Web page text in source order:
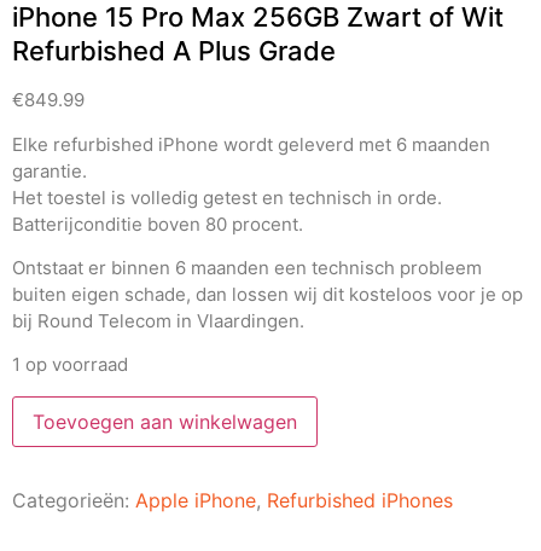
iPhone 15 Pro Max 256GB Zwart of Wit
Refurbished A Plus Grade
€849.99
Elke refurbished iPhone wordt geleverd met 6 maanden
garantie.
Het toestel is volledig getest en technisch in orde.
Batterijconditie boven 80 procent.
Ontstaat er binnen 6 maanden een technisch probleem
buiten eigen schade, dan lossen wij dit kosteloos voor je op
bij Round Telecom in Vlaardingen.
1 op voorraad
Toevoegen aan winkelwagen
Categorieën: Apple iPhone, Refurbished iPhones